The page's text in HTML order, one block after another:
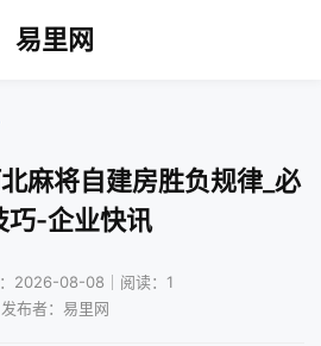
易里网
麻将自建房胜负规律_必
巧-企业快讯
2026-08-08｜阅读：1
发布者：易里网